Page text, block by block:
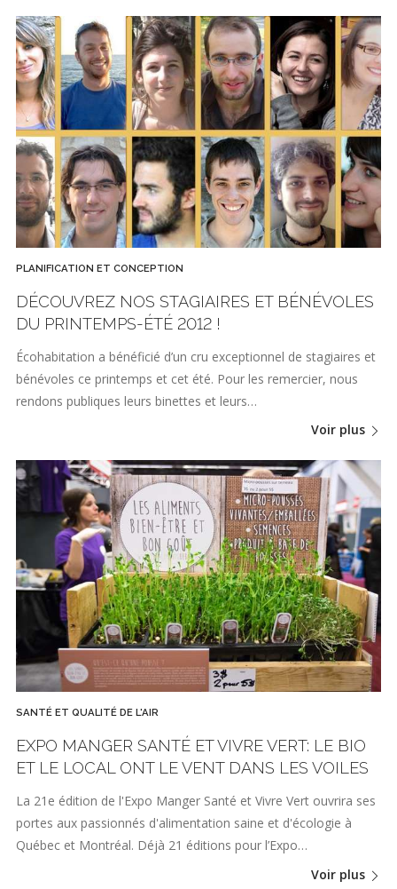
PLANIFICATION ET CONCEPTION
DÉCOUVREZ NOS STAGIAIRES ET BÉNÉVOLES
DU PRINTEMPS-ÉTÉ 2012 !
Écohabitation a bénéficié d’un cru exceptionnel de stagiaires et
bénévoles ce printemps et cet été. Pour les remercier, nous
rendons publiques leurs binettes et leurs…
Voir plus
SANTÉ ET QUALITÉ DE L'AIR
EXPO MANGER SANTÉ ET VIVRE VERT: LE BIO
ET LE LOCAL ONT LE VENT DANS LES VOILES
La 21e édition de l'Expo Manger Santé et Vivre Vert ouvrira ses
portes aux passionnés d'alimentation saine et d'écologie à
Québec et Montréal. Déjà 21 éditions pour l’Expo…
Voir plus